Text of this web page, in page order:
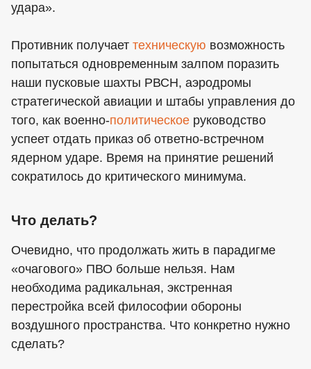
удара».
Противник получает техническую возможность
попытаться одновременным залпом поразить
наши пусковые шахты РВСН, аэродромы
стратегической авиации и штабы управления до
того, как военно-политическое руководство
успеет отдать приказ об ответно-встречном
ядерном ударе. Время на принятие решений
сократилось до критического минимума.
Что делать?
Очевидно, что продолжать жить в парадигме
«очагового» ПВО больше нельзя. Нам
необходима радикальная, экстренная
перестройка всей философии обороны
воздушного пространства. Что конкретно нужно
сделать?